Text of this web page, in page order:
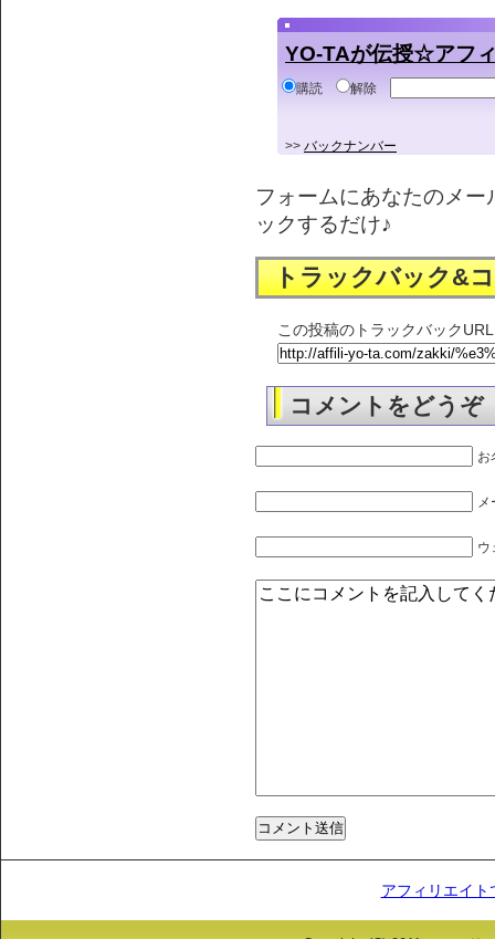
YO-TAが伝授☆アフ
購読 解除
>> バックナンバー
フォームにあなたのメ
ックするだけ♪
トラックバック&
この投稿のトラックバック
コメントをどうぞ
お
ウ
アフィリエイ